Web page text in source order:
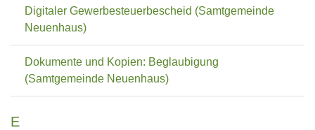
Digitaler Gewerbesteuerbescheid (Samtgemeinde
Neuenhaus)
Dokumente und Kopien: Beglaubigung
(Samtgemeinde Neuenhaus)
E